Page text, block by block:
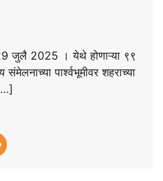
जुलै 2025 । येथे होणाऱ्या ९९
संमेलनाच्या पार्श्वभूमीवर शहराच्या